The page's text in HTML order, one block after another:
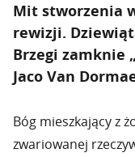
Mit stworzenia
rewizji.
Brzegi zamknie
Jaco Van
Bóg mieszkający z
zwariowanej